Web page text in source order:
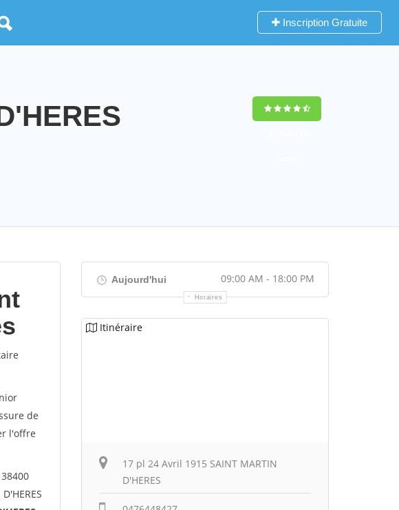
Inscription Gratuite
de
l'offre
Aujourd'hui 09:00 AM - 18:00 PM
Horaires
Itinéraire
17 pl 24 Avril 1915 SAINT MARTIN
D'HERES